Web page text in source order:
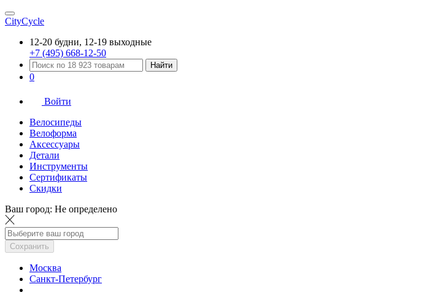
CityCycle
12-20 будни, 12-19 выходные
+7 (495) 668-12-50
Найти
0
Войти
Велосипеды
Велоформа
Аксессуары
Детали
Инструменты
Сертификаты
Скидки
Ваш город: Не определено
Сохранить
Москва
Санкт-Петербург